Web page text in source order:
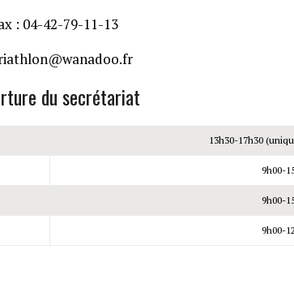
: 04-42-79-11-13
du secrétariat
13h30-17h30
9h00-
9h00-
9h00-